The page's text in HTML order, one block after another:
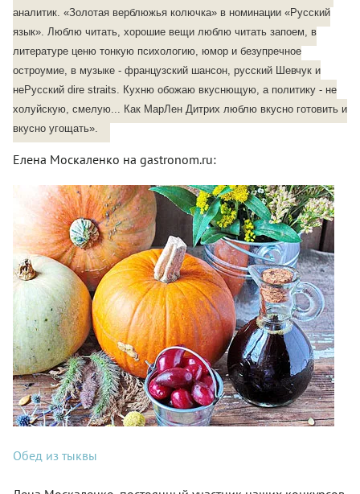
аналитик. «Золотая верблюжья колючка» в номинации «Русский
язык». Люблю читать, хорошие вещи люблю читать запоем, в
литературе ценю тонкую психологию, юмор и безупречное
остроумие, в музыке - французский шансон, русский Шевчук и
неРусский dire straits. Кухню обожаю вкуснющую, а политику - не
холуйскую, смелую... Как МарЛен Дитрих люблю вкусно готовить и
вкусно угощать».
Елена Москаленко на gastronom.ru:
Обед из тыквы